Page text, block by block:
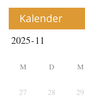
Kalender
M D M
27 28 29